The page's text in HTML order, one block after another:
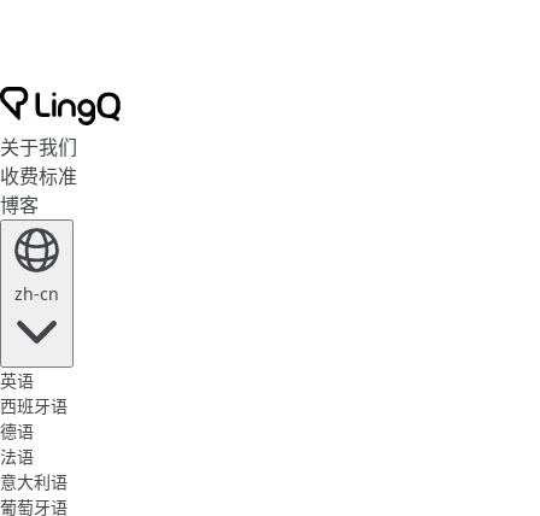
关于我们
收费标准
博客
zh-cn
英语
西班牙语
德语
法语
意大利语
葡萄牙语